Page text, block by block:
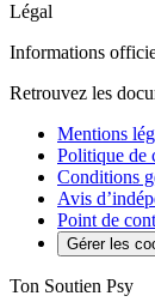
Légal
Informations
Retrouvez les
Mentions
Politique de
Conditions
Avis
Point de
Gérer les
Ton Soutien Psy